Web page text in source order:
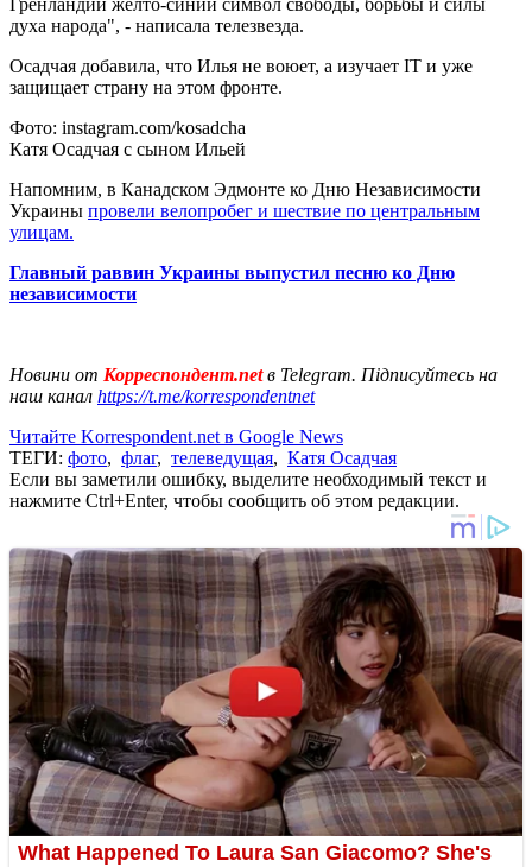
духа народа", - написала телезвезда.
Осадчая добавила, что Илья не воюет, а изучает IT и уже
защищает страну на этом фронте.
Фото: instagram.com/kosadcha
Катя Осадчая с сыном Ильей
Напомним, в Канадском Эдмонте ко Дню Независимости
Украины провели велопробег и шествие по центральным
улицам.
Главный раввин Украины выпустил песню ко Дню
независимости
Новини от Корреспондент.netв Telegram. Підписуйтесь на
наш канал https://t.me/korrespondentnet
Читайте Korrespondent.net в Google News
ТЕГИ: фото, флаг, телеведущая, Катя Осадчая
Если вы заметили ошибку, выделите необходимый текст и
нажмите Ctrl+Enter, чтобы сообщить об этом редакции.